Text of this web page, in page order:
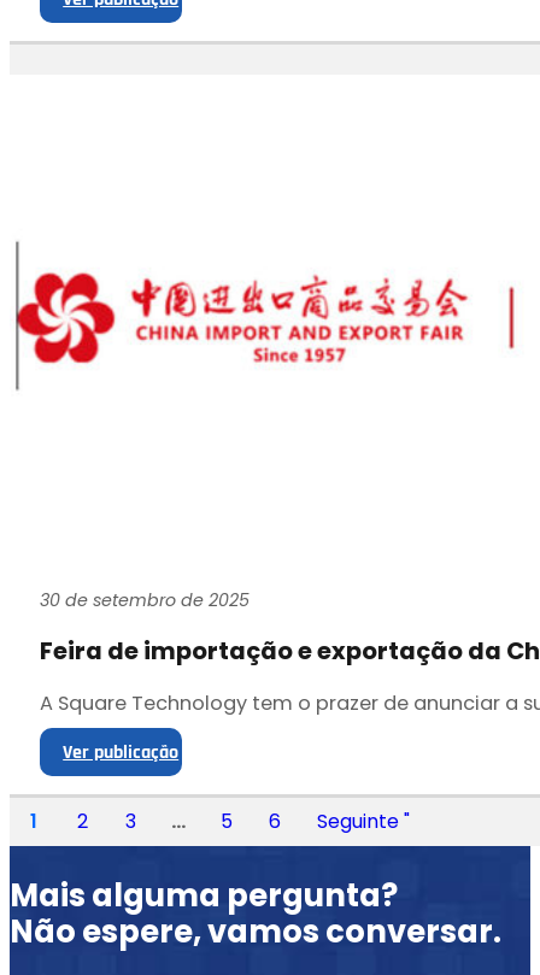
30 de setembro de 2025
Feira de importação e exportação da
A Square Technology tem o prazer de anunciar a
Ver publicação
1 2 3 ... 5 6 Seguinte "
Mais alguma pergunta?
Não espere, vamos conversar.